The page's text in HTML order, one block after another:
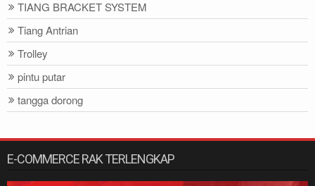
TIANG BRACKET SYSTEM
Tiang Antrian
Trolley
pintu putar
tangga dorong
E-COMMERCE RAK TERLENGKAP